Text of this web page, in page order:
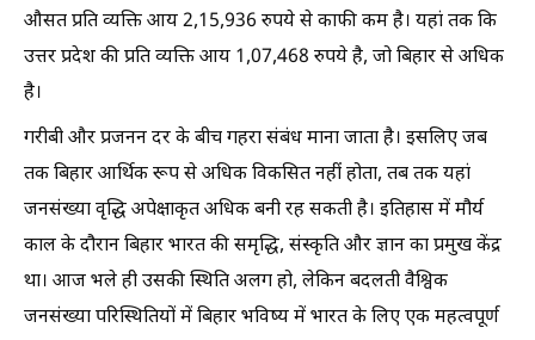
औसत प्रति व्यक्ति आय 2,15,936 रुपये से काफी कम है। यहां तक कि
उत्तर प्रदेश की प्रति व्यक्ति आय 1,07,468 रुपये है, जो बिहार से अधिक
है।
गरीबी और प्रजनन दर के बीच गहरा संबंध माना जाता है। इसलिए जब
तक बिहार आर्थिक रूप से अधिक विकसित नहीं होता, तब तक यहां
जनसंख्या वृद्धि अपेक्षाकृत अधिक बनी रह सकती है। इतिहास में मौर्य
काल के दौरान बिहार भारत की समृद्धि, संस्कृति और ज्ञान का प्रमुख केंद्र
था। आज भले ही उसकी स्थिति अलग हो, लेकिन बदलती वैश्विक
जनसंख्या परिस्थितियों में बिहार भविष्य में भारत के लिए एक महत्वपूर्ण